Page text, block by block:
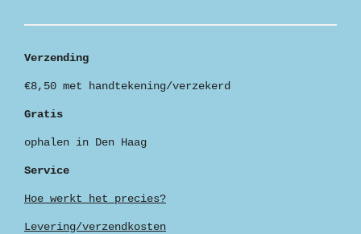
Verzending
€8,50 met handtekening/verzekerd
Gratis
ophalen in Den Haag
Service
Hoe werkt het precies?
Levering/verzendkosten